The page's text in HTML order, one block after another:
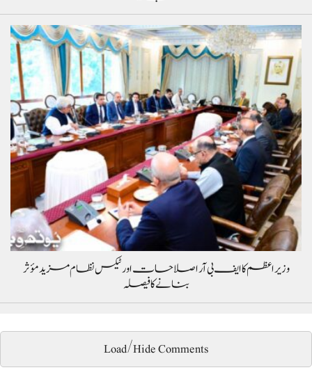
وزیراعظم کا ایف بی آر اصلاحات اور ٹیکس نظام مزید مؤثر
بنانے کا فیصلہ
Load/Hide Comments